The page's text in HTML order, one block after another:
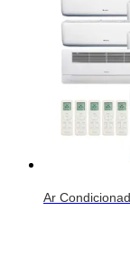
Ar